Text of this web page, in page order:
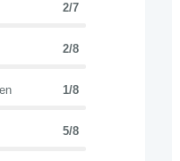
2/7
2/8
1/8
5/8